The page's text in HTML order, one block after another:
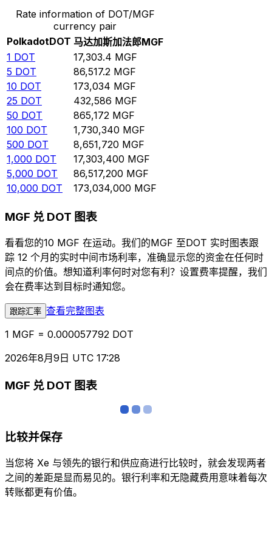
Rate information of DOT/MGF
currency pair
PolkadotDOT 马达加斯加法郎MGF
1 DOT 17,303.4 MGF
5 DOT 86,517.2 MGF
10 DOT 173,034 MGF
25 DOT 432,586 MGF
50 DOT 865,172 MGF
100 DOT 1,730,340 MGF
500 DOT 8,651,720 MGF
1,000 DOT 17,303,400 MGF
5,000 DOT 86,517,200 MGF
10,000 DOT 173,034,000 MGF
MGF 兑 DOT 图表
看看您的10 MGF 在运动。我们的MGF 至DOT 实时图表跟
踪 12 个月的实时中间市场利率，准确显示您的资金在任何时
间点的价值。想知道利率何时对您有利？设置费率提醒，我们
会在费率达到目标时通知您。
跟踪汇率 查看完整图表
1 MGF = 0.000057792 DOT
2026年8月9日 UTC 17:28
MGF 兑 DOT 图表
比较并保存
当您将 Xe 与领先的银行和供应商进行比较时，就会发现两者
之间的差距是显而易见的。银行利率和无隐藏费用意味着每次
转账都更有价值。